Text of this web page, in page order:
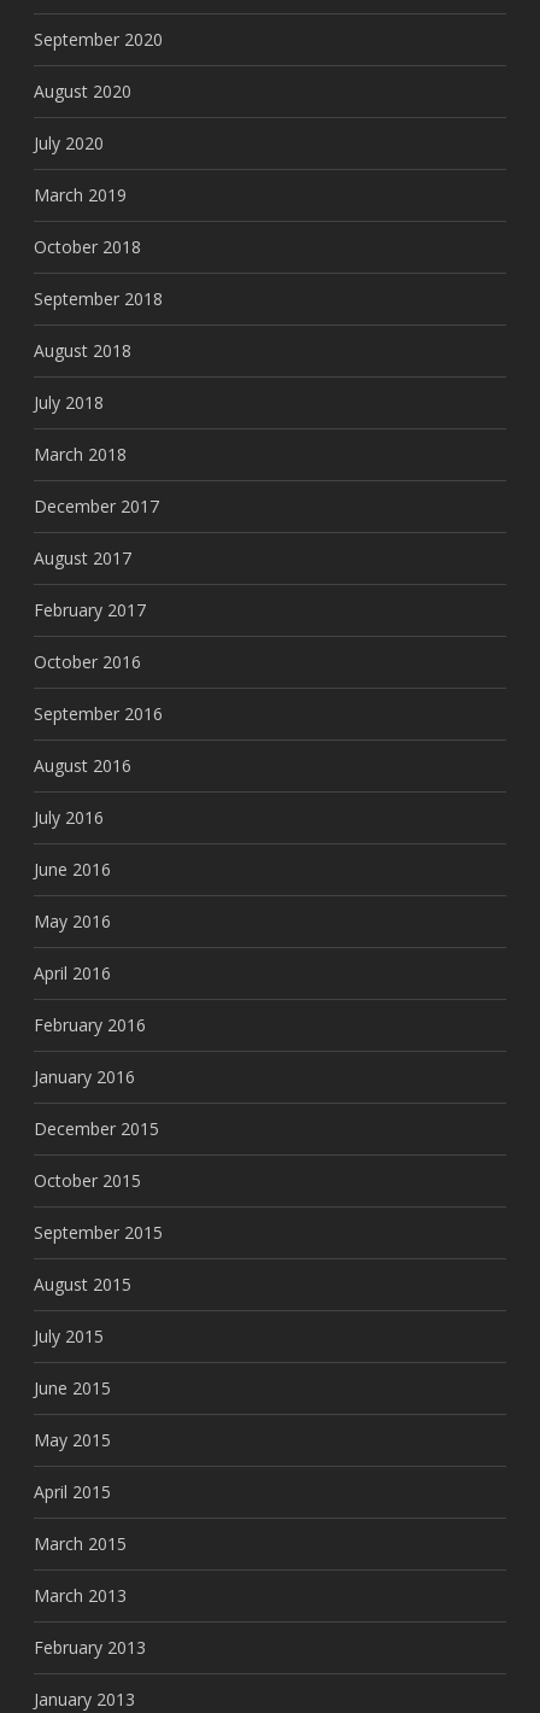
September 2020
August 2020
July 2020
March 2019
October 2018
September 2018
August 2018
July 2018
March 2018
December 2017
August 2017
February 2017
October 2016
September 2016
August 2016
July 2016
June 2016
May 2016
April 2016
February 2016
January 2016
December 2015
October 2015
September 2015
August 2015
July 2015
June 2015
May 2015
April 2015
March 2015
March 2013
February 2013
January 2013